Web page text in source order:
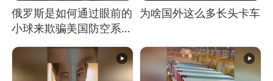
俄罗斯是如何通过眼前的
小球来欺骗美国防空系统
的
为啥国外这么多长头卡车